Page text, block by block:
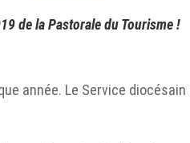
de la Pastorale du Tourisme !
année. Le Service